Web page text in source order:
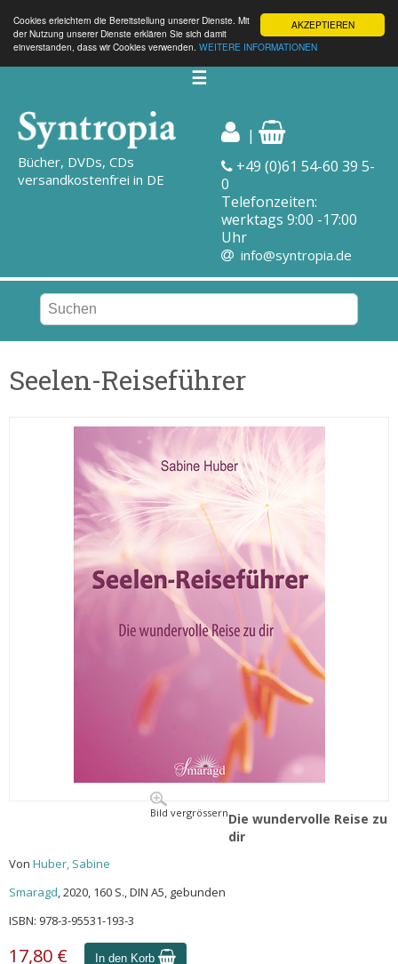
AKZEPTIEREN
Cookies erleichtern die Bereitstellung unserer Dienste. Mit
der Nutzung unserer Dienste erklären Sie sich damit
einverstanden, dass wir Cookies verwenden. WEITERE INFORMATIONEN
☰
Bücher, DVDs, CDs
versandkostenfrei in DE
|
+49 (0)61 54-60 39 5-
0
Telefonzeiten:
werktags 9:00 -17:00
Uhr
info@syntropia.de
Seelen-Reiseführer
Bild vergrössernDie wundervolle Reise zu
dir
Von Huber, Sabine
Smaragd, 2020, 160 S., DIN A5, gebunden
ISBN: 978-3-95531-193-3
17,80 € In den Korb